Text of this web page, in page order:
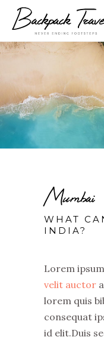
Mumbai
WHAT
INDIA?
Lorem
velit auctor
lorem quis
consequat
id elit.Duis